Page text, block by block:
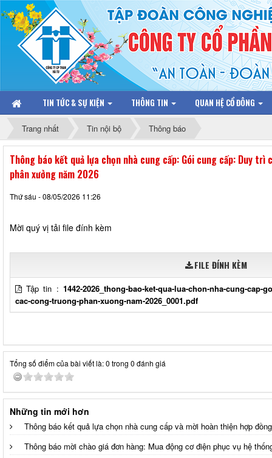
TIN TỨC & SỰ KIỆN THÔNG TIN QUAN HỆ CỔ ĐÔNG
Trang nhất Tin nội bộ Thông báo
Thông báo kết quả lựa chọn nhà cung cấp: Gói cung cấp: Duy
phân xưởng năm 2026
Thứ sáu - 08/05/2026 11:26
Mời quý vị tải file đính kèm
FILE ĐÍNH KÈM
Tập tin : 1442-2026_thong-bao-ket-qua-lua-chon-nha-cung-cap-
cac-cong-truong-phan-xuong-nam-2026_0001.pdf
Tổng số điểm của bài viết là: 0 trong 0 đánh giá
Những tin mới hơn
Thông báo kết quả lựa chọn nhà cung cấp và mời hoàn thiện hợp đồng
Thông báo mời chào giá đơn hàng: Mua động cơ điện phục vụ hệ